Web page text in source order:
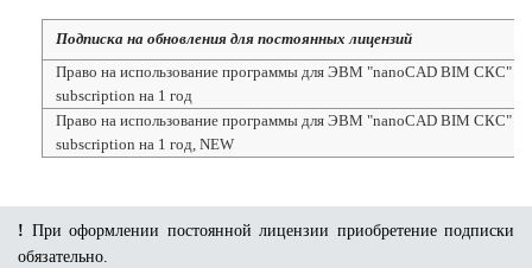
Подписка на обновления для постоянных лицензий
Право на использование программы для ЭВМ "nanoCAD BIM СКС"
subscription на 1 год
Право на использование программы для ЭВМ "nanoCAD BIM СКС"
subscription на 1 год, NEW
! При оформлении постоянной лицензии приобретение подписки
обязательно.